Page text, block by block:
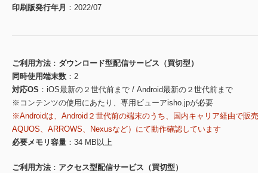
印刷版発行年月
2022/07
ご利用方法
ダウンロード型配信サービス（買切型）
同時使用端末数
2
対応OS
iOS最新の２世代前まで / Android最新の２世代前まで
※コンテンツの使用にあたり、専用ビューアisho.jpが必要
※Androidは、Android２世代前の端末のうち、国内キャリア経由で販
AQUOS、ARROWS、Nexusなど）にて動作確認しています
必要メモリ容量
34 MB以上
ご利用方法
アクセス型配信サービス（買切型）